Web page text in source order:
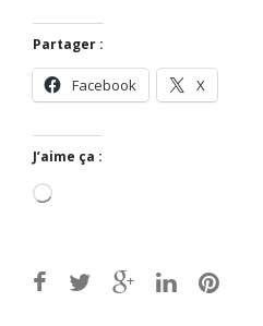
Partager :
Facebook X
J’aime ça :
Chargement…